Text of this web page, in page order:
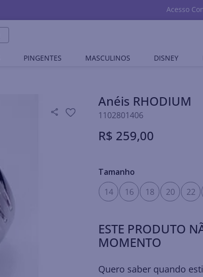
Acesso
PINGENTES MASCULINOS DISNEY
Anéis RHODIUM
1102801406
R$ 259,00
Tamanho
14
16 18 20 22
ESTE PRODUTO
MOMENTO
Quero saber quando